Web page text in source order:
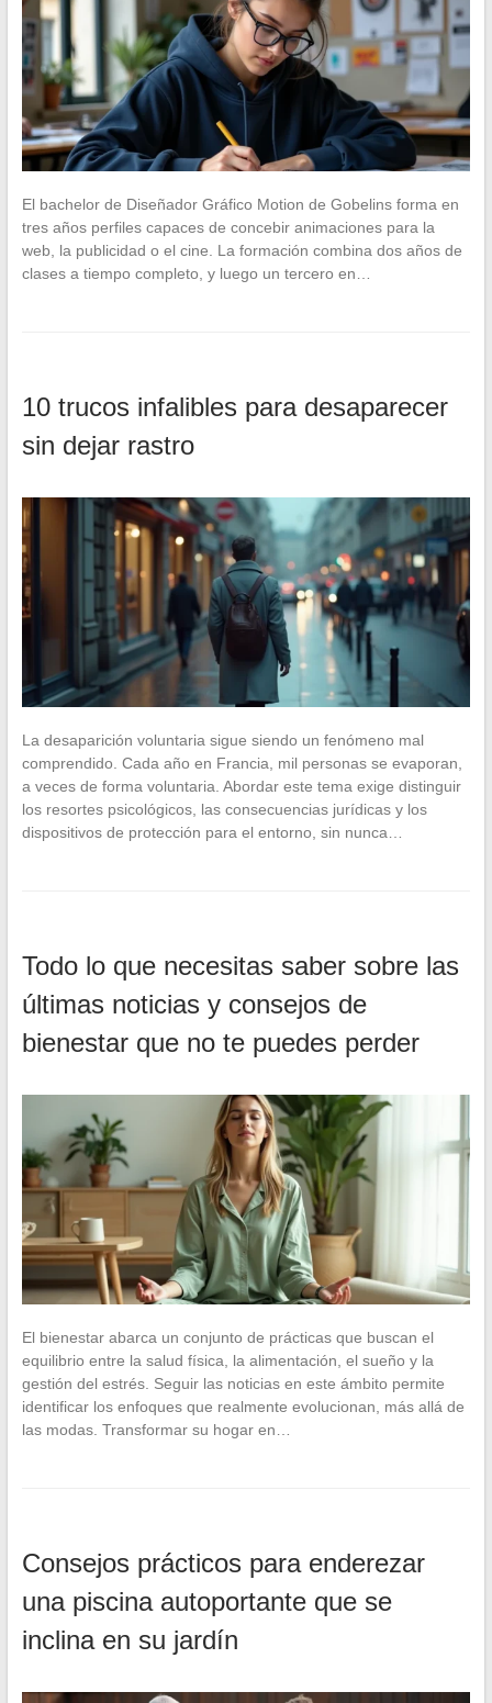
El bachelor de Diseñador Gráfico Motion de Gobelins forma en
tres años perfiles capaces de concebir animaciones para la
web, la publicidad o el cine. La formación combina dos años de
clases a tiempo completo, y luego un tercero en…
10 trucos infalibles para desaparecer
sin dejar rastro
La desaparición voluntaria sigue siendo un fenómeno mal
comprendido. Cada año en Francia, mil personas se evaporan,
a veces de forma voluntaria. Abordar este tema exige distinguir
los resortes psicológicos, las consecuencias jurídicas y los
dispositivos de protección para el entorno, sin nunca…
Todo lo que necesitas saber sobre las
últimas noticias y consejos de
bienestar que no te puedes perder
El bienestar abarca un conjunto de prácticas que buscan el
equilibrio entre la salud física, la alimentación, el sueño y la
gestión del estrés. Seguir las noticias en este ámbito permite
identificar los enfoques que realmente evolucionan, más allá de
las modas. Transformar su hogar en…
Consejos prácticos para enderezar
una piscina autoportante que se
inclina en su jardín